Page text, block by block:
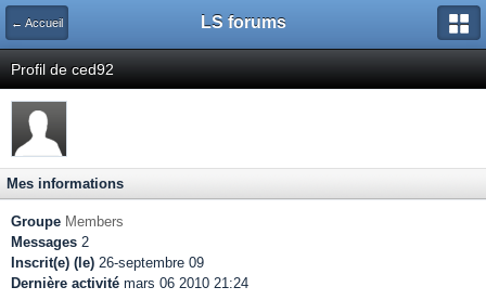
← Accueil LS forums
Profil de ced92
Mes informations
Groupe Members
Messages 2
Inscrit(e) (le) 26-septembre 09
Dernière activité mars 06 2010 21:24